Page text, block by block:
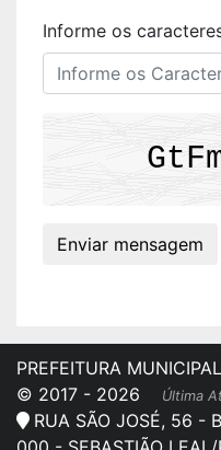
Informe os
PREFEITURA
© 2017 - 2026
Última
RUA SÃO JOSÉ, 56 -